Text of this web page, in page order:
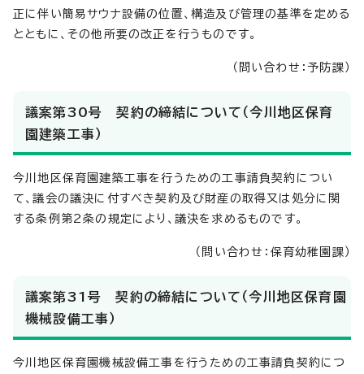
正に伴い簡易サウナ設備の位置、構造及び管理の基準を定める
とともに、その他所要の改正を行うものです。
（問い合わせ：予防課）
議案第30号 契約の締結について（今川地区保育
園建築工事）
今川地区保育園建築工事を行うための工事請負契約につい
て、議会の議決に付すべき契約及び財産の取得又は処分に関
する条例第2条の規定により、議決を求めるものです。
（問い合わせ：保育幼稚園課）
議案第31号 契約の締結について（今川地区保育園
機械設備工事）
今川地区保育園機械設備工事を行うための工事請負契約につ